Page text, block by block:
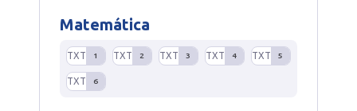
Matemática
TXT 1 TXT 2 TXT 3 TXT 4 TXT 5
TXT 6